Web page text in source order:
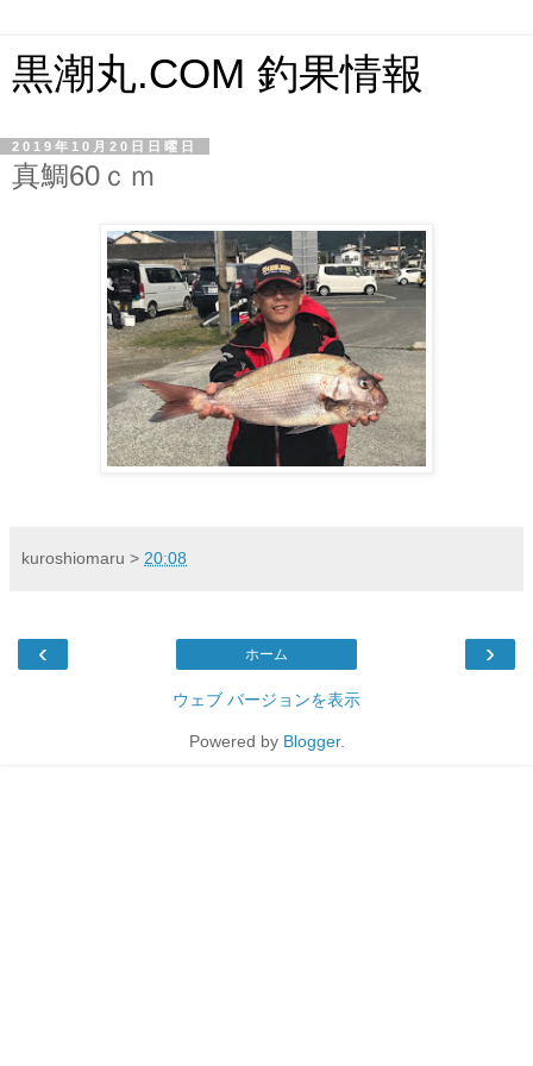
黒潮丸.COM 釣果情報
2019年10月20日日曜日
真鯛60ｃｍ
kuroshiomaru > 20:08
‹ ›
ホーム
ウェブ バージョンを表示
Powered by Blogger.